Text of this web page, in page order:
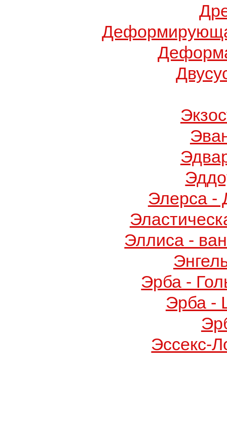
Элерса -
Эллиса -
Эрба -
Эрба -
Эссекс-